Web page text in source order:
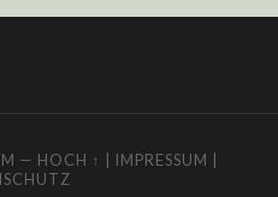
— HOCH ↑ | IMPRESSUM |